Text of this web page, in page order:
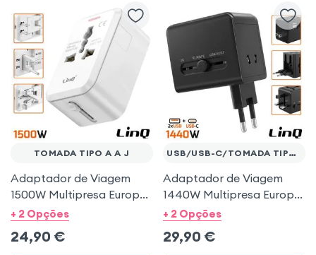
TOMADA TIPO A A J
Adaptador de Viagem
1500W Multipresa Europa
/ EUA / Reino Unido -
+ 2 Opções
24,90 €
USB/USB-C/TOMADA TIPO A-J
Adaptador de Viagem
1440W Multipresa Europa
/ EUA / Reino Unido + 2
Preto
+ 2 Opções
29,90 €